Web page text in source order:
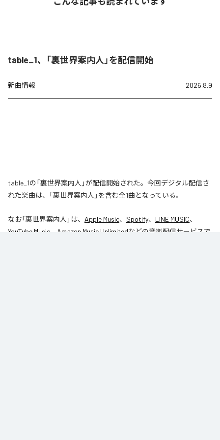
table_1、「裏世界案内人」を配信開始
新曲情報 2026.8.9
table_1の「裏世界案内人」が配信開始された。今回デジタル配信さ
れた楽曲は、「裏世界案内人」を含む全1曲となっている。
なお「裏世界案内人 」は、 Apple Music、 Spotify、 LINE MUSIC、
YouTube Music
Amazon Music Unlimitedなどの音楽配信サービスで